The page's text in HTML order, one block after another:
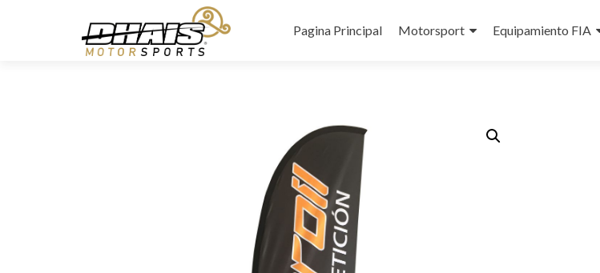
al
Pagina Principal Motorsport Equipamiento FIA